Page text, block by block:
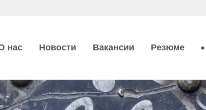
нас Новости Вакансии Резюме